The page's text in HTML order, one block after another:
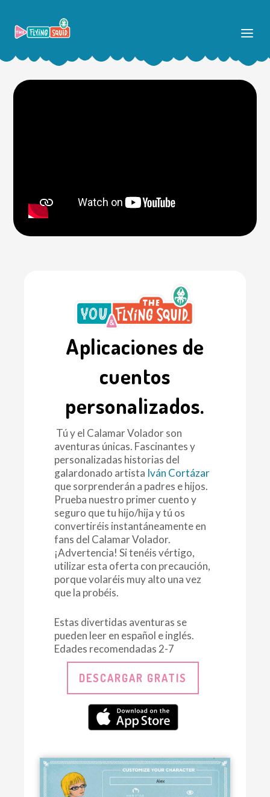
Aplicaciones de
cuentos
personalizados.
Tú y el Calamar Volador son
aventuras únicas. Fascinantes y
personalizadas historias del
galardonado artista Iván Cortázar
que sorprenderán a padres e hijos.
Prueba nuestro primer cuento y
seguro que tu hijo/hija y tú os
convertiréis instantáneamente en
fans del Calamar Volador.
¡Advertencia! Si tenéis vértigo,
utilizar esta oferta con precaución,
porque volaréis muy alto una vez
que la probéis.
Estas divertidas aventuras se
pueden leer en español e inglés.
Edades recomendadas 2-7
DESCARGAR GRATIS